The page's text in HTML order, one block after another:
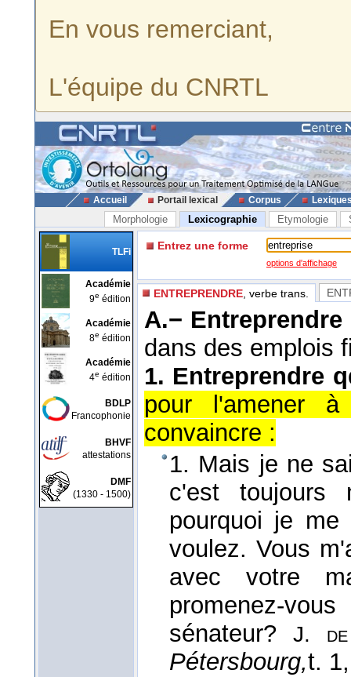
En vous remerciant,
L'équipe du CNRTL
Accueil Portail lexical Corpus
Morphologie Lexicographie Etymologie
TLFi
Académie
9e édition
Académie
8e édition
Académie
4e édition
BDLP
Francophonie
BHVF
attestations
DMF
(1330 - 1500)
Entrez une forme
options d'affichage
ENTREPRENDRE , verbe trans.
A.−
dans des emplois
1. Entreprendre
pour l'amener
convaincre :
1. Mais je ne
c'est
pourquoi je
voulez. Vous
avec votre
promenez-
sénateur?J.
Pétersbourg,t. 1